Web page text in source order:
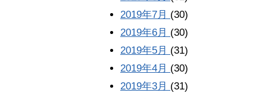
2019年7月 (30)
2019年6月 (30)
2019年5月 (31)
2019年4月 (30)
2019年3月 (31)